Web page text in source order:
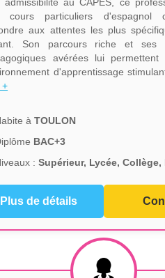
cours particuliers d'espagnol
aux attentes les plus
Son parcours riche et ses
avérées lui
d'apprentissage
+
àTOULON
BAC+3
:Supérieur, Lycée, Collège,
Plus de détails